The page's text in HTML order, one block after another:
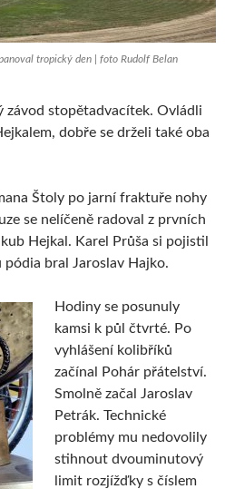
tropický den | foto Rudolf Belan
závod stopětadvacítek. Ovládli
dobře se drželi také oba
Štoly po jarní fraktuře nohy
se nelíčeně radoval z prvních
Hejkal. Karel Průša si pojistil
bral Jaroslav Hajko.
Hodiny se posunuly
kamsi k půl čtvrté. Po
vyhlášení kolibříků
začínal Pohár přátelství.
Smolně začal Jaroslav
Petrák. Technické
problémy mu nedovolily
stihnout dvouminutový
limit rozjížďky s číslem